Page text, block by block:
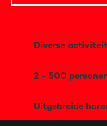
Diverse
2 - 500
Uitgebreide